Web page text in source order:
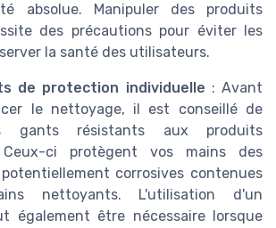
absolue. Manipuler des produits
des précautions pour éviter les
la santé des utilisateurs.
de protection individuelle : Avant
le nettoyage, il est conseillé de
gants résistants aux produits
Ceux-ci protègent vos mains des
corrosives contenues
nettoyants. L'utilisation d'un
également être nécessaire lorsque